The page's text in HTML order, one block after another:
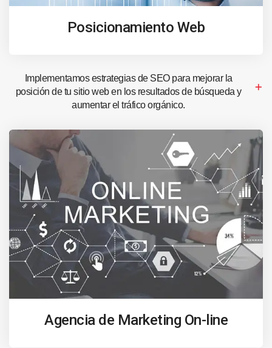
Posicionamiento Web
Implementamos estrategias de SEO para mejorar la
posición de tu sitio web en los resultados de búsqueda y
aumentar el tráfico orgánico.
Agencia de Marketing On-line